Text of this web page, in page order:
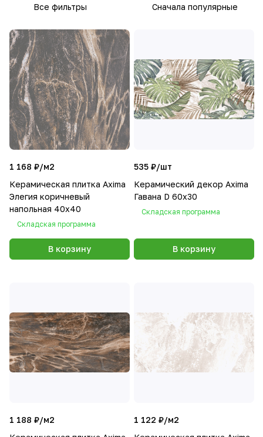
Все фильтры Сначала популярные
1 168 ₽/м2
Керамическая плитка Axima
Элегия коричневый
напольная 40x40
Складская программа
В корзину
535 ₽/шт
Керамический декор Axima
Гавана D 60x30
Складская программа
В корзину
1 188 ₽/м2
1 122 ₽/м2